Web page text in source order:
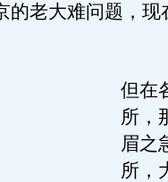
老大难问题，现
但在
所，
眉之
所，